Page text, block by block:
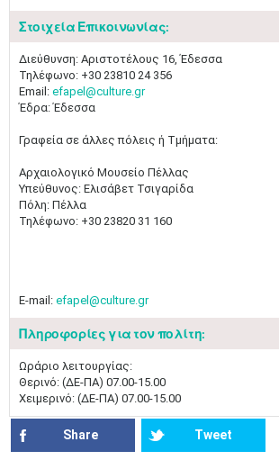
Στοιχεία Επικοινωνίας:
Διεύθυνση: Αριστοτέλους 16, Έδεσσα
Τηλέφωνο: +30 23810 24 356
Email: efapel@culture.gr
Έδρα: Έδεσσα
Γραφεία σε άλλες πόλεις ή Τμήματα:
Αρχαιολογικό Μουσείο Πέλλας
Υπεύθυνος: Ελισάβετ Τσιγαρίδα
Πόλη: Πέλλα
Τηλέφωνο: +30 23820 31 160
E-mail: efapel@culture.gr
Πληροφορίες για τον πολίτη:
Ωράριο λειτουργίας:
Θερινό: (ΔΕ-ΠΑ) 07.00-15.00
Χειμερινό: (ΔΕ-ΠΑ) 07.00-15.00
Share Tweet